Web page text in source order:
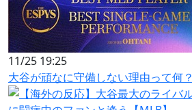
11/25 19:25
大谷が頑なに守備しない理由って何？